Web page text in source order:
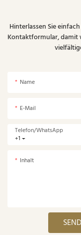
Hinterlassen Sie
Kontaktformular, damit
Name
E-Mail
+1
Telefon/WhatsApp
Inhalt